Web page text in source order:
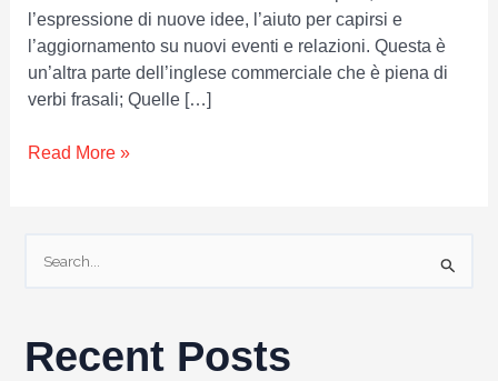
l’espressione di nuove idee, l’aiuto per capirsi e
l’aggiornamento su nuovi eventi e relazioni. Questa è
un’altra parte dell’inglese commerciale che è piena di
verbi frasali; Quelle […]
Read More »
cRecent Posts